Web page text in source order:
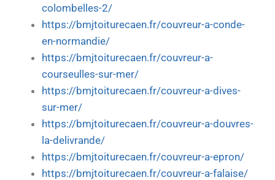
colombelles-2/
https://bmjtoiturecaen.fr/couvreur-a-conde-
en-normandie/
https://bmjtoiturecaen.fr/couvreur-a-
courseulles-sur-mer/
https://bmjtoiturecaen.fr/couvreur-a-dives-
sur-mer/
https://bmjtoiturecaen.fr/couvreur-a-douvres-
la-delivrande/
https://bmjtoiturecaen.fr/couvreur-a-epron/
https://bmjtoiturecaen.fr/couvreur-a-falaise/